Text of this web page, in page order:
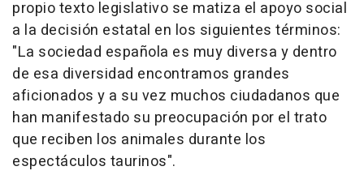
propio texto legislativo se matiza el apoyo social
a la decisión estatal en los siguientes términos:
"La sociedad española es muy diversa y dentro
de esa diversidad encontramos grandes
aficionados y a su vez muchos ciudadanos que
han manifestado su preocupación por el trato
que reciben los animales durante los
espectáculos taurinos".